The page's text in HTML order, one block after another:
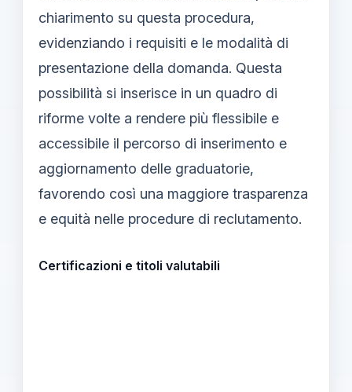
chiarimento su questa procedura,
evidenziando i requisiti e le modalità di
presentazione della domanda. Questa
possibilità si inserisce in un quadro di
riforme volte a rendere più flessibile e
accessibile il percorso di inserimento e
aggiornamento delle graduatorie,
favorendo così una maggiore trasparenza
e equità nelle procedure di reclutamento.
Certificazioni e titoli valutabili